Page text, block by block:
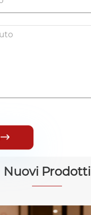

Nuovi Prodotti